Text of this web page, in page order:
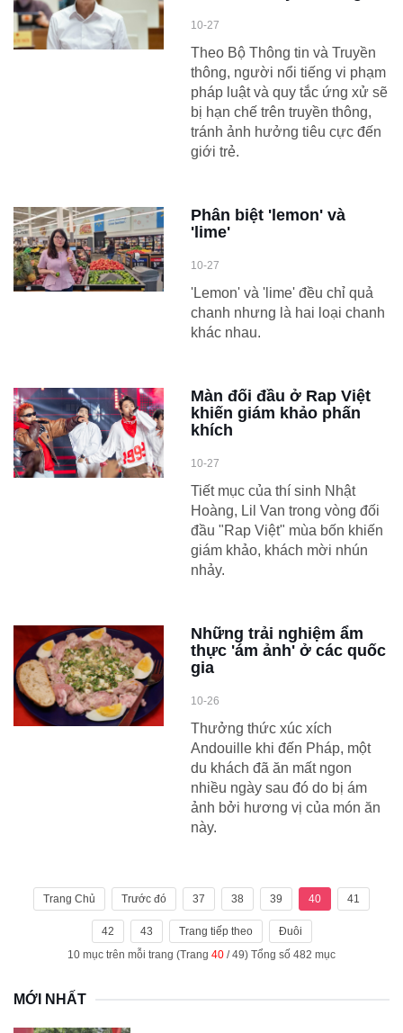
10-27
Theo Bộ Thông tin và Truyền
thông, người nổi tiếng vi phạm
pháp luật và quy tắc ứng xử sẽ
bị hạn chế trên truyền thông,
tránh ảnh hưởng tiêu cực đến
giới trẻ.
Phân biệt 'lemon' và
'lime'
10-27
'Lemon' và 'lime' đều chỉ quả
chanh nhưng là hai loại chanh
khác nhau.
Màn đối đầu ở Rap Việt
khiến giám khảo phấn
khích
10-27
Tiết mục của thí sinh Nhật
Hoàng, Lil Van trong vòng đối
đầu "Rap Việt" mùa bốn khiến
giám khảo, khách mời nhún
nhảy.
Những trải nghiệm ẩm
thực 'ám ảnh' ở các quốc
gia
10-26
Thưởng thức xúc xích
Andouille khi đến Pháp, một
du khách đã ăn mất ngon
nhiều ngày sau đó do bị ám
ảnh bởi hương vị của món ăn
này.
Trang Chủ Trước đó 37 38 39 40 41
42 43 Trang tiếp theo
Đuôi
10 mục trên mỗi trang (Trang 40 / 49) Tổng số 482 mục
MỚI NHẤT